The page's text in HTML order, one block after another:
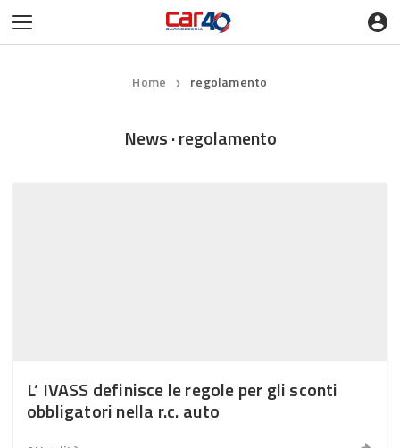
Home ❯ regolamento
News · regolamento
L’ IVASS definisce le regole per gli sconti
obbligatori nella r.c. auto